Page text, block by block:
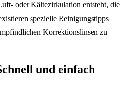
oder Kältezirkulation entsteht, die
spezielle Reinigungstipps
Korrektionslinsen zu
und einfach